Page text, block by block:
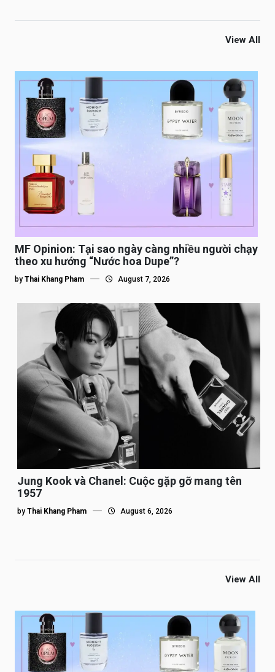
View All
MF Opinion: Tại sao ngày càng nhiều người chạy
theo xu hướng “Nước hoa Dupe”?
by Thai Khang Pham August 7, 2026
Jung Kook và Chanel: Cuộc gặp gỡ mang tên
1957
by Thai Khang Pham August 6, 2026
View All